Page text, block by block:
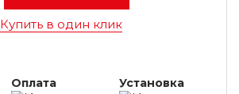
Купить в один клик
Оплата Установка